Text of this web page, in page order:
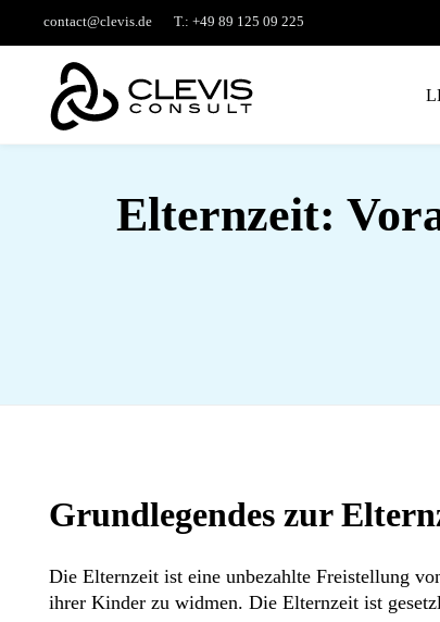
contact@clevis.de T.: +49 89 125 09 225
Elternzeit:
Grundlegendes zur
Die Elternzeit ist eine unbezahlte Freistellung
ihrer Kinder zu widmen. Die Elternzeit ist